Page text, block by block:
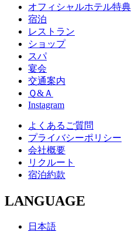
オフィシャルホテル特典
宿泊
レストラン
ショップ
スパ
宴会
交通案内
Ｑ&Ａ
Instagram
よくあるご質問
プライバシーポリシー
会社概要
リクルート
宿泊約款
LANGUAGE
日本語